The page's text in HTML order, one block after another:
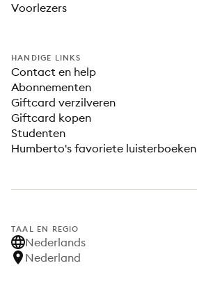
Voorlezers
HANDIGE LINKS
Contact en help
Abonnementen
Giftcard verzilveren
Giftcard kopen
Studenten
Humberto's favoriete luisterboeken
TAAL EN REGIO
Nederlands
Nederland